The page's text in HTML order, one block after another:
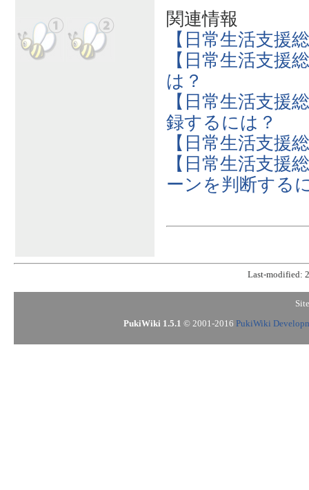
関連情報
【日常生活支援
【日常生活支援
は？
【日常生活支援
録するには？
【日常生活支援
【日常生活支援
ーンを判断する
Last-modified:
PukiWiki 1.5.1 © 2001-2016 PukiWiki